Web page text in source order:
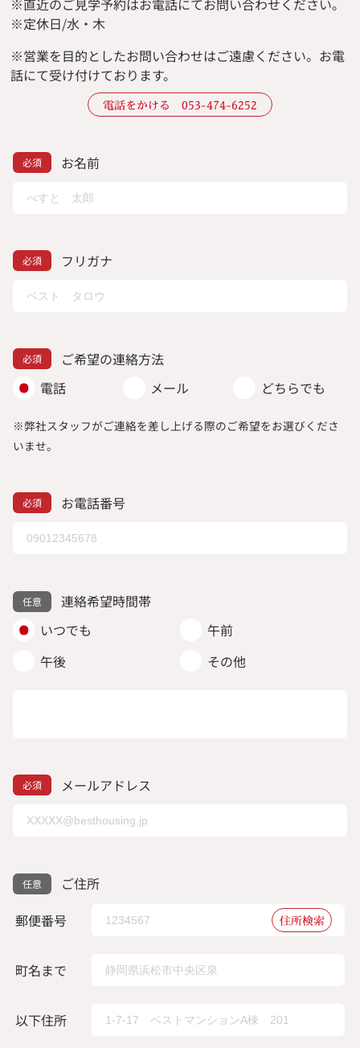
※直近のご見学予約はお電話にてお問い合わせください。
※定休日/水・木
※営業を目的としたお問い合わせはご遠慮ください。 お電
話にて受け付けております。
電話をかける 053-474-6252
お名前
フリガナ
ご希望の連絡方法
電話
メール どちらでも
※弊社スタッフがご連絡を差し上げる際のご希望をお選びくださ
いませ。
お電話番号
連絡希望時間帯
いつでも
午前
午後
その他
メールアドレス
ご住所
郵便番号
住所検索
町名まで
以下住所